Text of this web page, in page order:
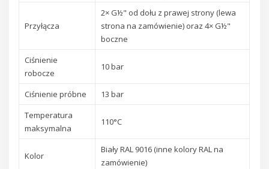
Przyłącza
2× G½" od dołu z prawej strony (lewa
strona na zamówienie) oraz 4× G½"
boczne
Ciśnienie
robocze
10 bar
Ciśnienie próbne
13 bar
Temperatura
maksymalna
110°C
Kolor
Biały RAL 9016 (inne kolory RAL na
zamówienie)